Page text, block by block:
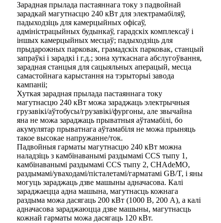
Зарадная прылада пастаяннага току з падвойнай
зарадкай магутнасцю 240 кВт для электрамабіляў,
падыходзіць для камерцыйных офісаў,
адміністрацыйных будынкаў, гарадскіх комплексаў і
іншых камерцыйных месцаў; падыходзіць для
прыдарожных парковак, грамадскіх парковак, станцый
запраўкі і зарадкі і г.д.; зона хуткаснага абслугоўвання,
зарадная станцыя для сацыяльных аперацый, месца
самастойнага карыстання на тэрыторыі завода
кампаніі;
Хуткая зарадная прылада пастаяннага току
магутнасцю 240 кВт можа зараджаць электрычныя
грузавікі/аўтобусы/грузавікі/фургоны, але звычайна
яна не можа зараджаць прыватныя аўтамабілі, бо
акумулятар прыватнага аўтамабіля не можа прыняць
такое высокае напружанне/ток.
Падвойныя гарматы магутнасцю 240 кВт можна
наладзіць з камбінаванымі раздымамі CCS тыпу 1,
камбінаванымі раздымамі CCS тыпу 2, CHAdeMO,
раздымамі/уваходамі/пісталетамі/гарматамі GB/T, і яны
могуць зараджаць дзве машыны адначасова. Калі
зараджаецца адна машына, магутнасць кожнага
раздыма можа дасягаць 200 кВт (1000 В, 200 А), а калі
адначасова зараджаюцца дзве машыны, магутнасць
кожнай гарматы можа дасягаць 120 кВт.